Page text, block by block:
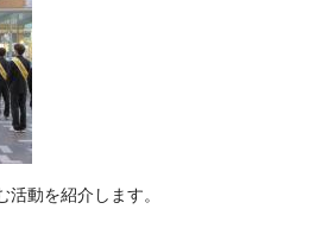
動を紹介します。